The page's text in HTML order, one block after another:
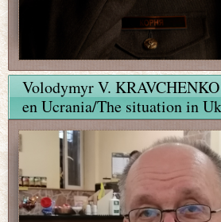
Volodymyr V.
en Ucrania/The situation in